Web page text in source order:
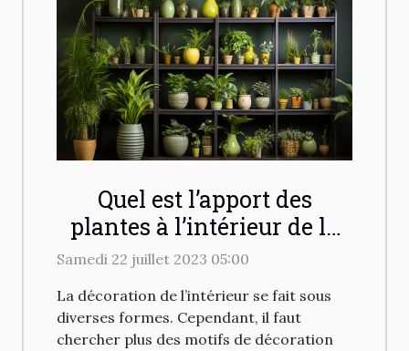
Quel est l’apport des
plantes à l’intérieur de la
maison
Samedi 22 juillet 2023 05:00
La décoration de l’intérieur se fait sous
diverses formes. Cependant, il faut
chercher plus des motifs de décoration